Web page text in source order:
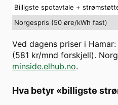
Billigste spotavtale +
Norgespris (50 øre/kWh fast)
Ved dagens priser i Hamar:
(581 kr/mnd forskjell).
minside.elhub.no.
Hva betyr «billigste